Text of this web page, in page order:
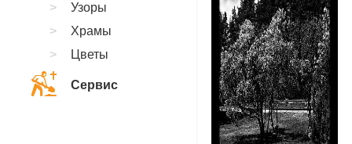
Узоры
Храмы
Цветы
Сервис